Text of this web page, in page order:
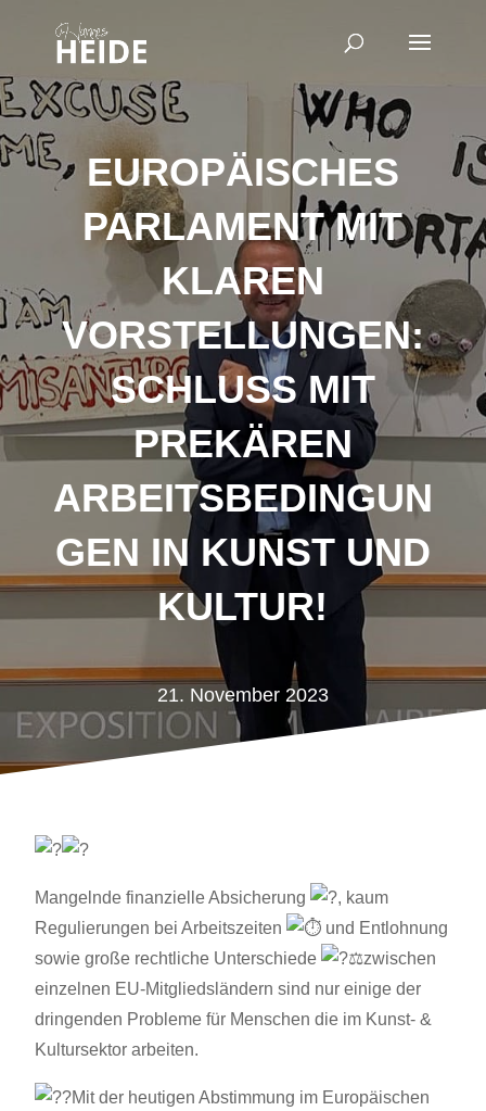
EUROPÄISCHES
PARLAMENT MIT
KLAREN
VORSTELLUNGEN:
SCHLUSS MIT
PREKÄREN
ARBEITSBEDINGUN
GEN IN KUNST UND
KULTUR!
21. November 2023
Mangelnde finanzielle Absicherung
, kaum
Regulierungen bei Arbeitszeiten
und Entlohnung
sowie große rechtliche Unterschiede
zwischen
einzelnen EU-Mitgliedsländern sind nur einige der
dringenden Probleme für Menschen die im Kunst- &
Kultursektor arbeiten.
Mit der heutigen Abstimmung im Europäischen